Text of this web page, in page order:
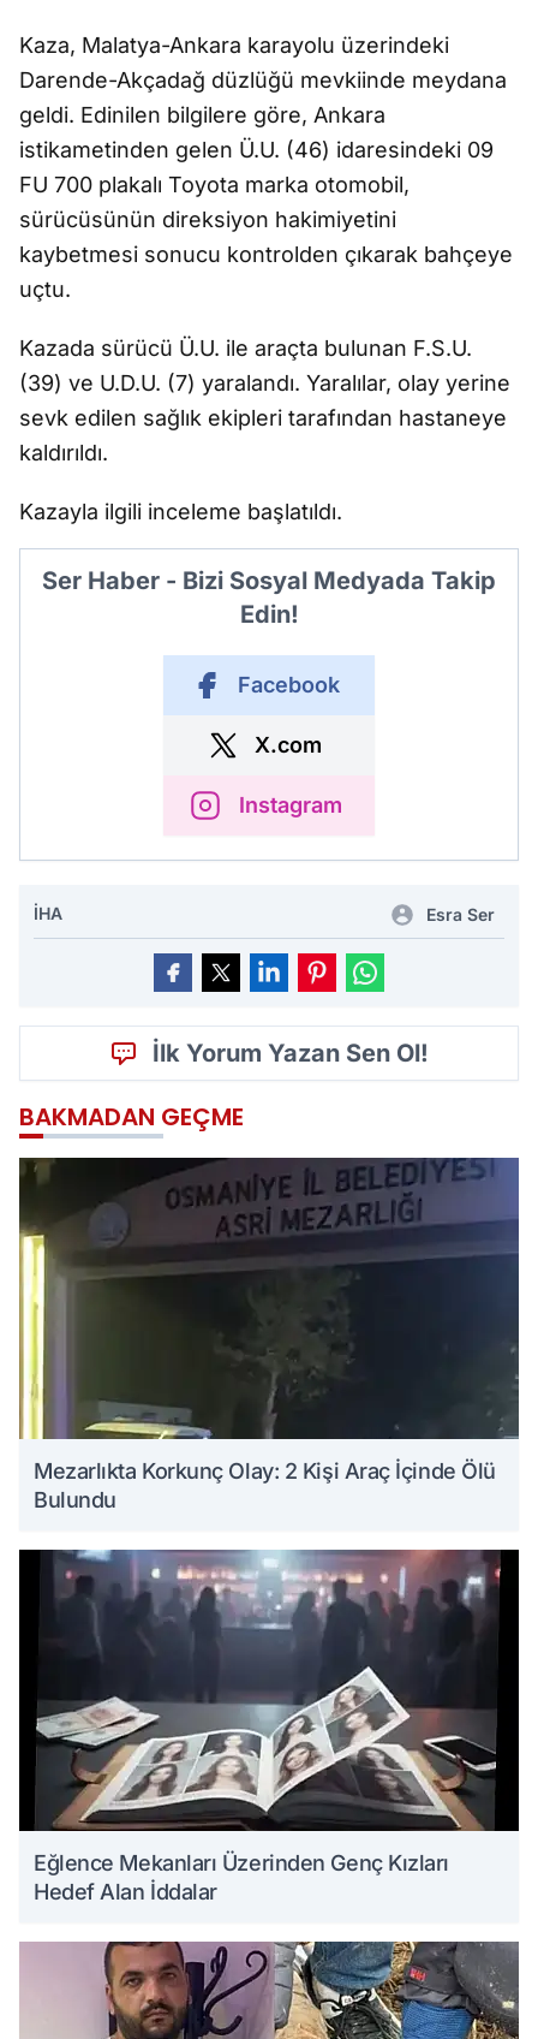
Kaza, Malatya-Ankara karayolu üzerindeki
Darende-Akçadağ düzlüğü mevkiinde meydana
geldi. Edinilen bilgilere göre, Ankara
istikametinden gelen Ü.U. (46) idaresindeki 09
FU 700 plakalı Toyota marka otomobil,
sürücüsünün direksiyon hakimiyetini
kaybetmesi sonucu kontrolden çıkarak bahçeye
uçtu.
Kazada sürücü Ü.U. ile araçta bulunan F.S.U.
(39) ve U.D.U. (7) yaralandı. Yaralılar, olay yerine
sevk edilen sağlık ekipleri tarafından hastaneye
kaldırıldı.
Kazayla ilgili inceleme başlatıldı.
Ser Haber - Bizi Sosyal Medyada Takip
Edin!
Facebook
X.com
Instagram
İHA Esra Ser
İlk Yorum Yazan Sen Ol!
BAKMADAN GEÇME
Mezarlıkta Korkunç Olay: 2 Kişi Araç İçinde Ölü
Bulundu
Eğlence Mekanları Üzerinden Genç Kızları
Hedef Alan İddalar